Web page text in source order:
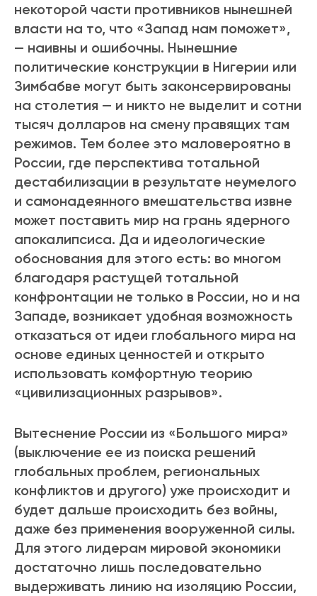
некоторой части противников нынешней
власти на то, что «Запад нам поможет»,
— наивны и ошибочны. Нынешние
политические конструкции в Нигерии или
Зимбабве могут быть законсервированы
на столетия — и никто не выделит и сотни
тысяч долларов на смену правящих там
режимов. Тем более это маловероятно в
России, где перспектива тотальной
дестабилизации в результате неумелого
и самонадеянного вмешательства извне
может поставить мир на грань ядерного
апокалипсиса. Да и идеологические
обоснования для этого есть: во многом
благодаря растущей тотальной
конфронтации не только в России, но и на
Западе, возникает удобная возможность
отказаться от идеи глобального мира на
основе единых ценностей и открыто
использовать комфортную теорию
«цивилизационных разрывов».
Вытеснение России из «Большого мира»
(выключение ее из поиска решений
глобальных проблем, региональных
конфликтов и другого) уже происходит и
будет дальше происходить без войны,
даже без применения вооруженной силы.
Для этого лидерам мировой экономики
достаточно лишь последовательно
выдерживать линию на изоляцию России,